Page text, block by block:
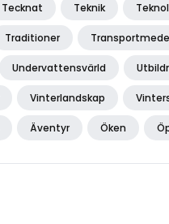
Tecknat Teknik
Traditioner
Undervattensvärld
Vinterlandskap
Äventyr Öken